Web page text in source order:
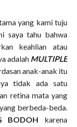
yang kami tuju
saya tahu bahwa
keahlian atau
adalah MULTIPLE
anak-anak itu
tidak ada satu
retina mata yang
berbeda-beda.
BODOH karena